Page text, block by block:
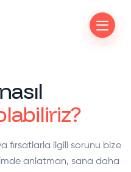
fırsatlarla ilgili sorunu bize
anlatman, sana daha